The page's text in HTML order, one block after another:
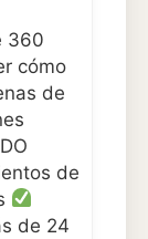
360
cómo
de
de
de 24